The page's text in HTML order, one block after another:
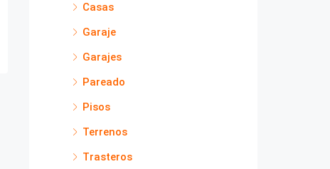
Casas
Garaje
Garajes
Pareado
Pisos
Terrenos
Trasteros